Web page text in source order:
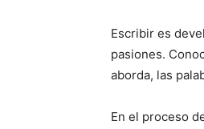
Escribir es
pasiones.
aborda, las
En el proceso